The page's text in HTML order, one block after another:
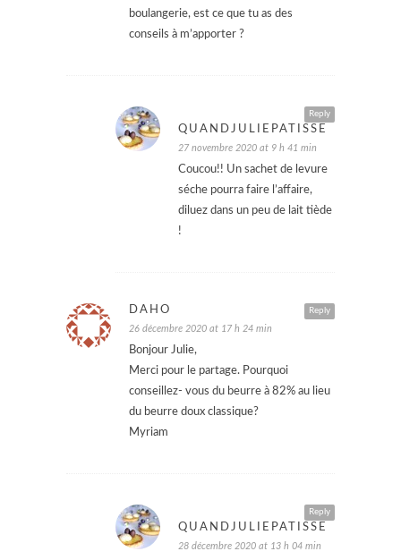
boulangerie, est ce que tu as des
conseils à m’apporter ?
Reply
QUANDJULIEPATISSE
27 novembre 2020 at 9 h 41 min
Coucou!! Un sachet de levure
séche pourra faire l’affaire,
diluez dans un peu de lait tiède
!
Reply
DAHO
26 décembre 2020 at 17 h 24 min
Bonjour Julie,
Merci pour le partage. Pourquoi
conseillez- vous du beurre à 82% au lieu
du beurre doux classique?
Myriam
Reply
QUANDJULIEPATISSE
28 décembre 2020 at 13 h 04 min